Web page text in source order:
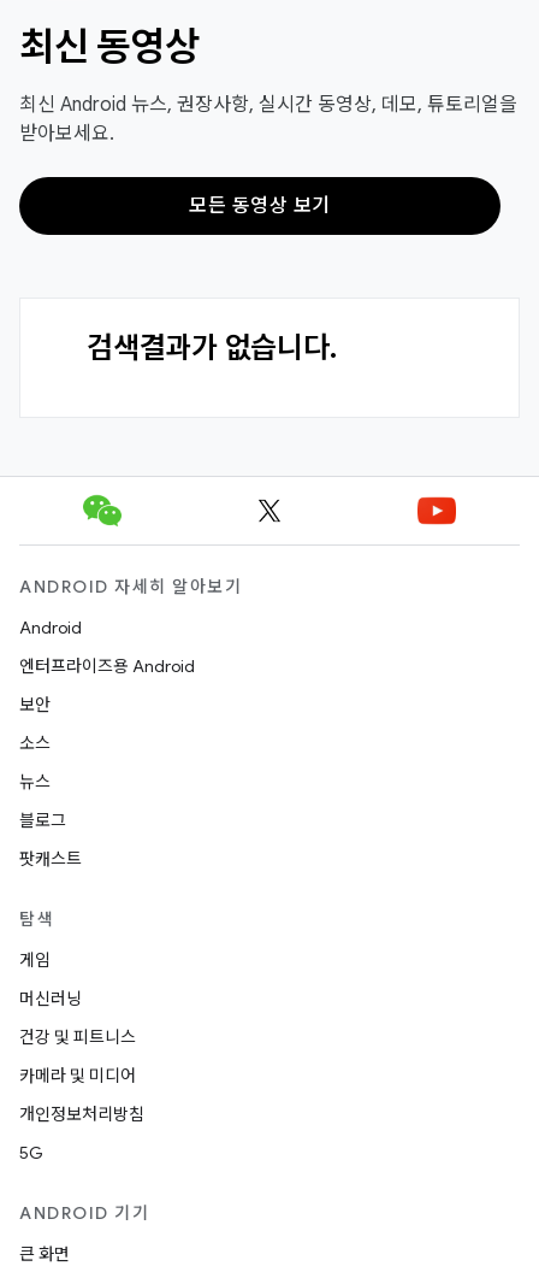
최신 동영상
최신 Android 뉴스, 권장사항, 실시간 동영상, 데모, 튜토리얼을
받아보세요.
모든 동영상 보기
검색결과가 없습니다.
ANDROID 자세히 알아보기
Android
엔터프라이즈용 Android
보안
소스
뉴스
블로그
팟캐스트
탐색
게임
머신러닝
건강 및 피트니스
카메라 및 미디어
개인정보처리방침
5G
ANDROID 기기
큰 화면